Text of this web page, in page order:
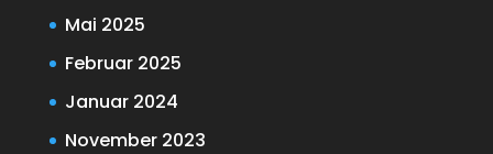
Mai 2025
Februar 2025
Januar 2024
November 2023